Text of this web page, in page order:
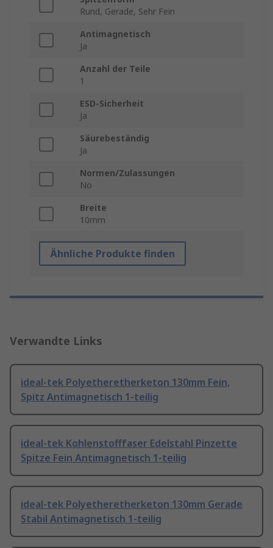
Rund, Gerade, Sehr Fein
Antimagnetisch
Ja
Anzahl der Teile
1
ESD-Sicherheit
Ja
Säurebeständig
Ja
Normen/Zulassungen
No
Breite
10mm
Ähnliche Produkte finden
Verwandte Links
ideal-tek Polyetheretherketon 130mm Fein,
Spitz Antimagnetisch 1-teilig
ideal-tek Kohlenstofffaser Edelstahl Pinzette
Spitze Fein Antimagnetisch 1-teilig
ideal-tek Polyetheretherketon 130mm Gerade
Stabil Antimagnetisch 1-teilig